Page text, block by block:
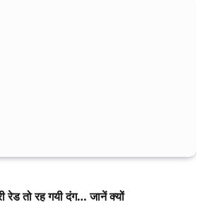
रेड तो रह गयी दंग… जानें क्यों